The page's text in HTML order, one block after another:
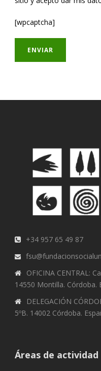
[wpcaptcha]
+34 957 65 49 87
OFICINA CENTRAL:
14550 Montilla. Córdoba.
DELEGACIÓN
5ºB. 14002 Córdoba.
Áreas de actividad